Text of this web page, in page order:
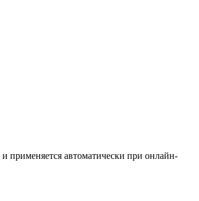
применяется автоматически при онлайн-